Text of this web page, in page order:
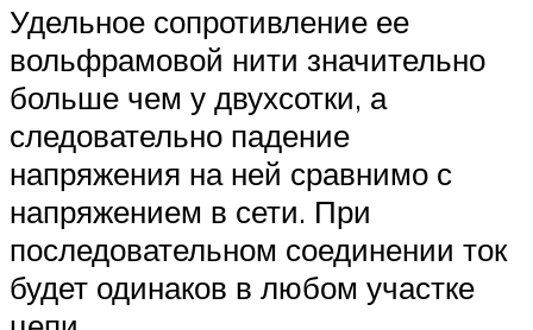
Удельное сопротивление ее
вольфрамовой нити значительно
больше чем у двухсотки, а
следовательно падение
напряжения на ней сравнимо с
напряжением в сети. При
последовательном соединении ток
будет одинаков в любом участке